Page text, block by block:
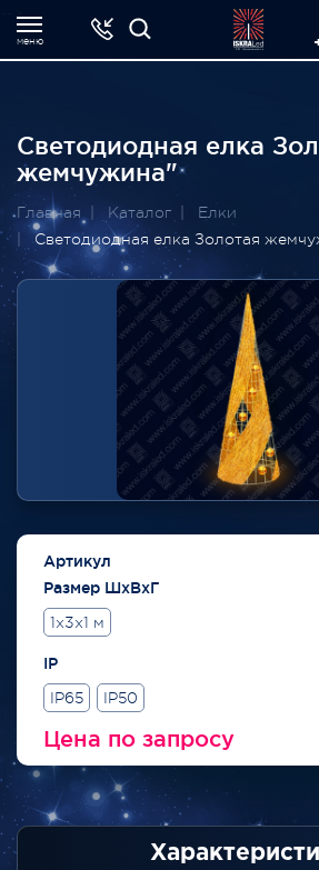
-->
меню
Светодиодная елка
жемчужина"
Главная Каталог
Елки
Светодиодная елка Золотая
Артикул
Размер ШхВхГ
1x3x1 м
IP
IP65
IP50
Цена по запросу